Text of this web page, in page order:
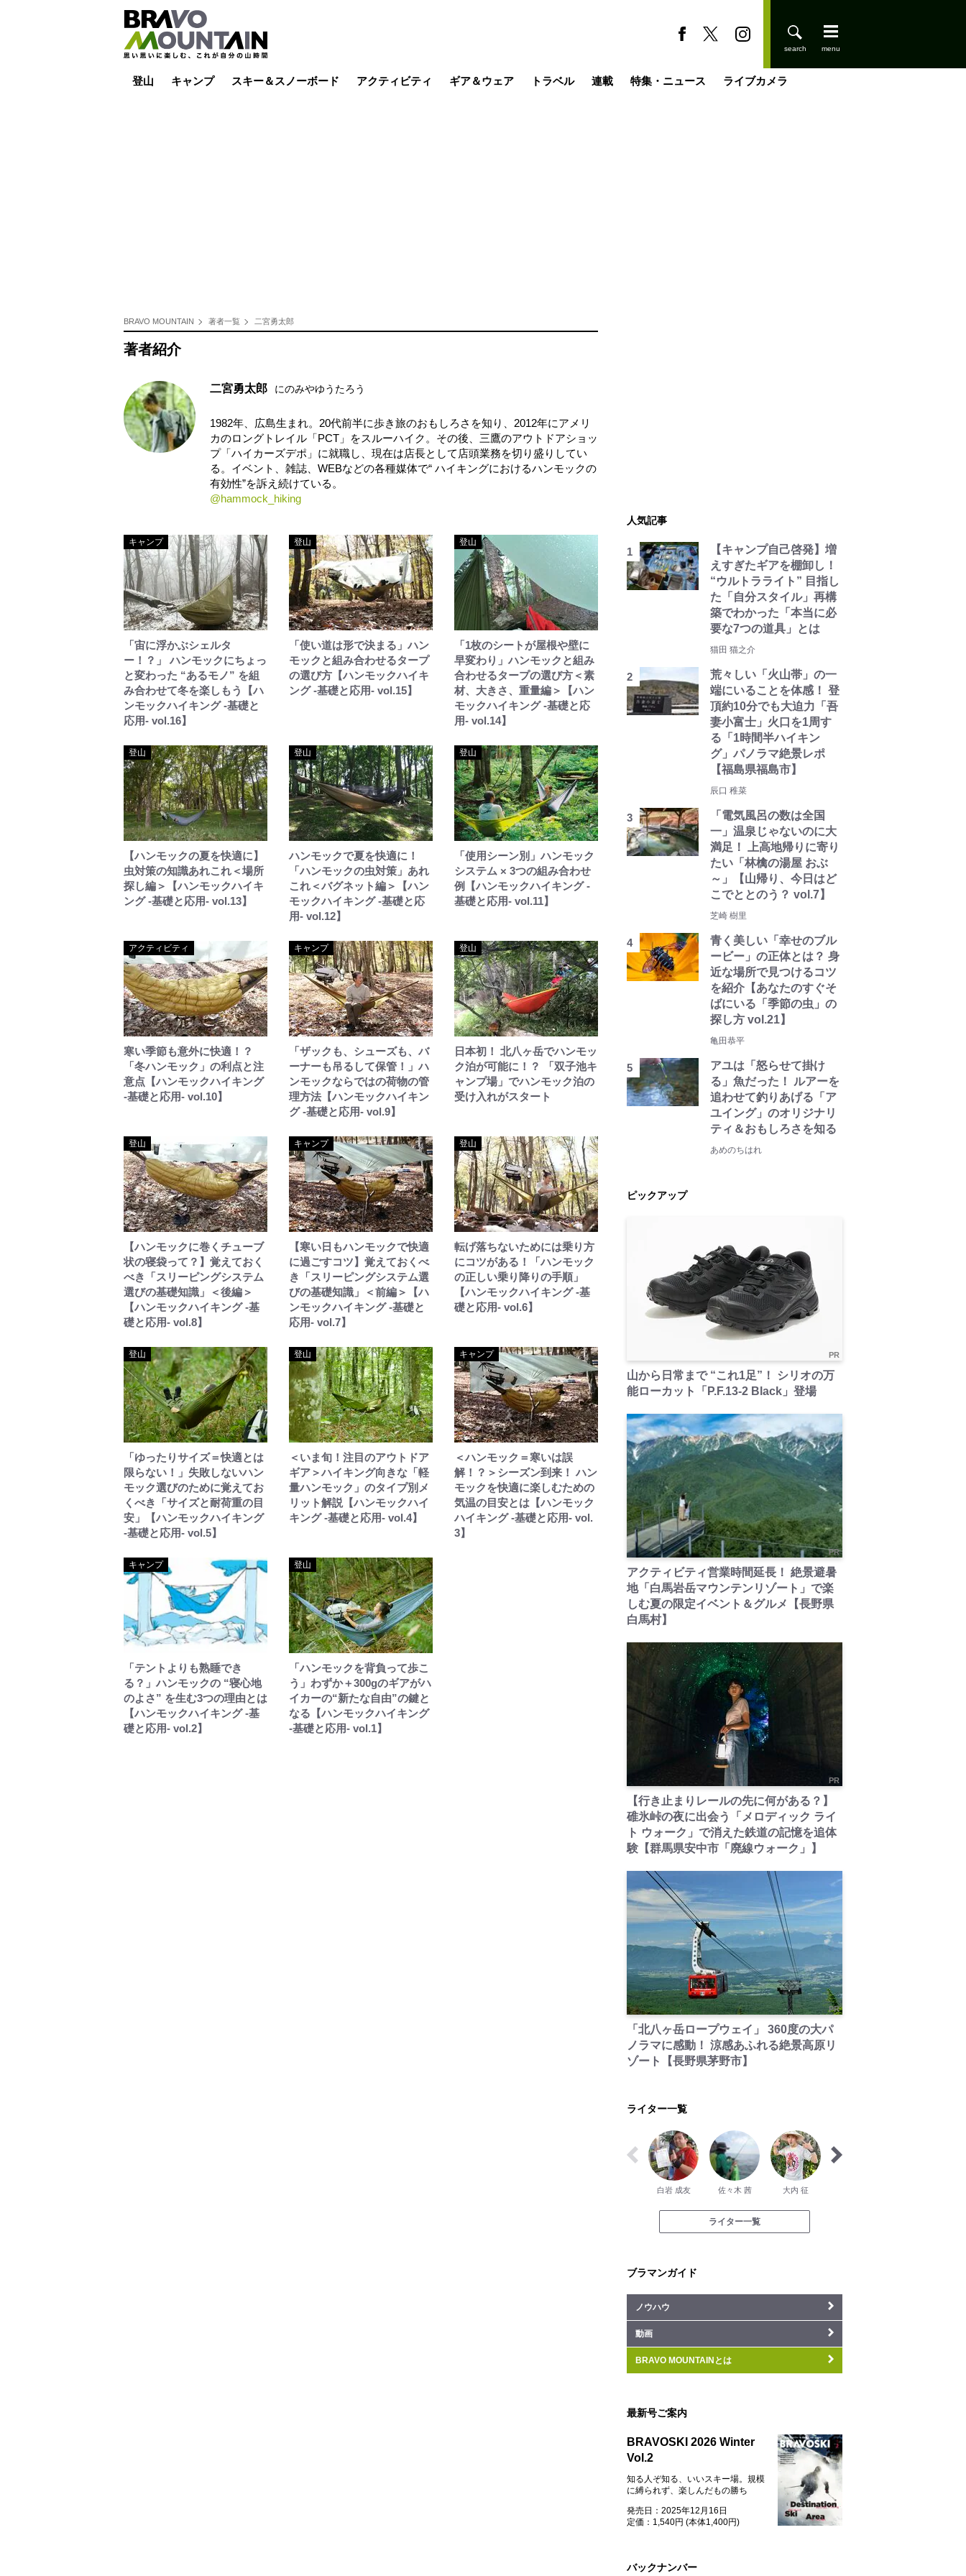
登山 キャンプ スキー＆スノーボード アクティビティ ギア＆ウェア トラベル 連載 特集・ニュース ライブカメラ
BRAVO MOUNTAIN 著者一覧 二宮勇太郎
著者紹介
二宮勇太郎 にのみやゆうたろう
1982年、広島生まれ。20代前半に歩き旅のおもしろさを知り、2012年にアメリ
カのロングトレイル「PCT」をスルーハイク。その後、三鷹のアウトドアショッ
プ「ハイカーズデポ」に就職し、現在は店長として店頭業務を切り盛りしてい
る。イベント、雑誌、WEBなどの各種媒体で“ ハイキングにおけるハンモックの
有効性”を訴え続けている。
@hammock_hiking
キャンプ
「宙に浮かぶシェルタ
ー！？」 ハンモックにちょっ
と変わった “あるモノ” を組
み合わせて冬を楽しもう【ハ
ンモックハイキング -基礎と
応用- vol.16】
登山
「使い道は形で決まる」ハン
モックと組み合わせるタープ
の選び方【ハンモックハイキ
ング -基礎と応用- vol.15】
登山
「1枚のシートが屋根や壁に
早変わり」ハンモックと組み
合わせるタープの選び方＜素
材、大きさ、重量編＞【ハン
モックハイキング -基礎と応
用- vol.14】
登山
【ハンモックの夏を快適に】
虫対策の知識あれこれ＜場所
探し編＞【ハンモックハイキ
ング -基礎と応用- vol.13】
登山
ハンモックで夏を快適に！
「ハンモックの虫対策」あれ
これ＜バグネット編＞【ハン
モックハイキング -基礎と応
用- vol.12】
登山
「使用シーン別」ハンモック
システム × 3つの組み合わせ
例【ハンモックハイキング -
基礎と応用- vol.11】
アクティビティ
寒い季節も意外に快適！？
「冬ハンモック」の利点と注
意点【ハンモックハイキング
-基礎と応用- vol.10】
キャンプ
「ザックも、シューズも、バ
ーナーも吊るして保管！」ハ
ンモックならではの荷物の管
理方法【ハンモックハイキン
グ -基礎と応用- vol.9】
登山
日本初！ 北八ヶ岳でハンモッ
ク泊が可能に！？ 「双子池キ
ャンプ場」でハンモック泊の
受け入れがスタート
登山
【ハンモックに巻くチューブ
状の寝袋って？】覚えておく
べき「スリーピングシステム
選びの基礎知識」＜後編＞
【ハンモックハイキング -基
礎と応用- vol.8】
キャンプ
【寒い日もハンモックで快適
に過ごすコツ】覚えておくべ
き「スリーピングシステム選
びの基礎知識」＜前編＞【ハ
ンモックハイキング -基礎と
応用- vol.7】
登山
転げ落ちないためには乗り方
にコツがある！「ハンモック
の正しい乗り降りの手順」
【ハンモックハイキング -基
礎と応用- vol.6】
登山
「ゆったりサイズ＝快適とは
限らない！」失敗しないハン
モック選びのために覚えてお
くべき「サイズと耐荷重の目
安」【ハンモックハイキング
-基礎と応用- vol.5】
登山
＜いま旬！注目のアウトドア
ギア＞ハイキング向きな「軽
量ハンモック」のタイプ別メ
リット解説【ハンモックハイ
キング -基礎と応用- vol.4】
キャンプ
＜ハンモック＝寒いは誤
解！？＞シーズン到来！ ハン
モックを快適に楽しむための
気温の目安とは【ハンモック
ハイキング -基礎と応用- vol.
3】
キャンプ
「テントよりも熟睡でき
る？」ハンモックの “寝心地
のよさ” を生む3つの理由とは
【ハンモックハイキング -基
礎と応用- vol.2】
登山
「ハンモックを背負って歩こ
う」わずか＋300gのギアがハ
イカーの“新たな自由”の鍵と
なる【ハンモックハイキング
-基礎と応用- vol.1】
人気記事
【キャンプ自己啓発】増
えすぎたギアを棚卸し！
“ウルトラライト” 目指し
た「自分スタイル」再構
築でわかった「本当に必
要な7つの道具」とは
猫田 猫之介
荒々しい「火山帯」の一
端にいることを体感！ 登
頂約10分でも大迫力「吾
妻小富士」火口を1周す
る「1時間半ハイキン
グ」パノラマ絶景レポ
【福島県福島市】
辰口 稚菜
「電気風呂の数は全国
一」温泉じゃないのに大
満足！ 上高地帰りに寄り
たい「林檎の湯屋 おぶ
～」【山帰り、今日はど
こでととのう？ vol.7】
芝崎 樹里
青く美しい「幸せのブル
ービー」の正体とは？ 身
近な場所で見つけるコツ
を紹介【あなたのすぐそ
ばにいる「季節の虫」の
探し方 vol.21】
亀田恭平
アユは「怒らせて掛け
る」魚だった！ ルアーを
追わせて釣りあげる「ア
ユイング」のオリジナリ
ティ＆おもしろさを知る
あめのちはれ
ピックアップ
PR
山から日常まで “これ1足”！ シリオの万
能ローカット「P.F.13-2 Black」登場
PR
アクティビティ営業時間延長！ 絶景避暑
地「白馬岩岳マウンテンリゾート」で楽
しむ夏の限定イベント＆グルメ【長野県
白馬村】
PR
【行き止まりレールの先に何がある？】
碓氷峠の夜に出会う「メロディック ライ
ト ウォーク」で消えた鉄道の記憶を追体
験【群馬県安中市「廃線ウォーク」】
PR
「北八ヶ岳ロープウェイ」 360度の大パ
ノラマに感動！ 涼感あふれる絶景高原リ
ゾート【長野県茅野市】
ライター一覧
白岩 成友 佐々木 茜 大内 征
ライター一覧
ブラマンガイド
ノウハウ
動画
BRAVO MOUNTAINとは
最新号ご案内
BRAVOSKI 2026 Winter
Vol.2
知る人ぞ知る、いいスキー場。規模
に縛られず、楽しんだもの勝ち
発売日：2025年12月16日
定価：1,540円 (本体1,400円)
バックナンバー